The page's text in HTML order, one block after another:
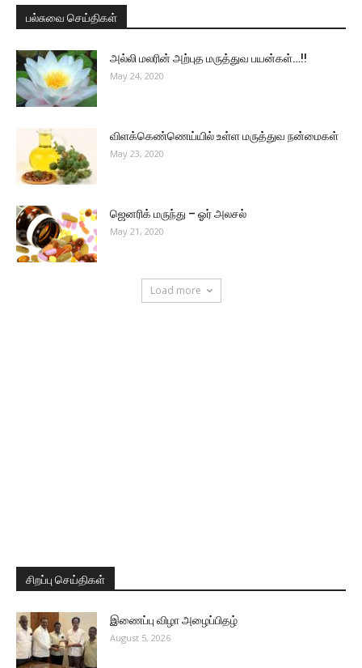
பல்சுவை செய்திகள்
அல்லி மலரின் அற்புத மருத்துவ பயன்கள்…!!
May 24, 2020
விளக்கெண்ணெய்யில் உள்ள மருத்துவ நன்மைகள்
May 23, 2020
ஜெனரிக் மருந்து – ஓர் அலசல்
May 21, 2020
Load more
சிறப்பு செய்திகள்
இணைப்பு விழா அழைப்பிதழ்
August 5, 2026